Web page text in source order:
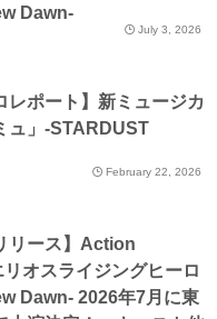
Dawn-
July 3, 2026
レポート】新ミュージカ
ュ」-STARDUST
February 22, 2026
リース】Action
オスライジングヒーロ
Dawn- 2026年7月に東